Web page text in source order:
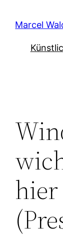
Inhalt
Marcel
hier